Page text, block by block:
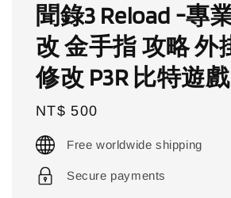
聞錄3 Reload -專
改 金手指 攻略 外
修改 P3R 比特遊戲
Regular
price
NT$ 500
Free worldwide shipping
Secure payments